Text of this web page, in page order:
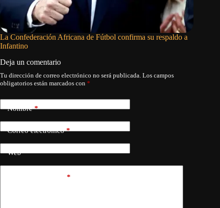
La Confederación Africana de Fútbol confirma su respaldo a
Infantino
Deja un comentario
Tu dirección de correo electrónico no será publicada. Los campos
obligatorios están marcados con *
Nombre*
Correo electrónico*
Web
*